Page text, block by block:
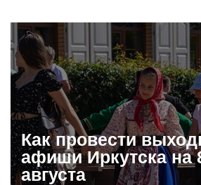
Как провести
афиши Иркутска на
августа